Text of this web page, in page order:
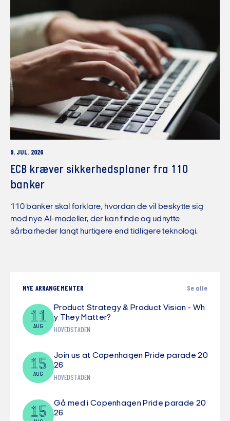
9. JUL. 2026
ECB kræver sikkerhedsplaner fra 110
banker
110 banker skal forklare, hvordan de vil beskytte sig
mod nye AI-modeller, der kan finde og udnytte
sårbarheder langt hurtigere end tidligere teknologi.
NYE ARRANGEMENTER Se alle
11
AUG
Product Strategy & Product Vision - Wh
y They Matter?
HOVEDSTADEN
15
AUG
Join us at Copenhagen Pride parade 20
26
HOVEDSTADEN
15
Gå med i Copenhagen Pride parade 20
26